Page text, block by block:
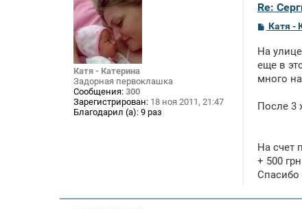
Катя - Катерина
Задорная первоклашка
Сообщения: 300
Зарегистрирован: 18 ноя 2011, 21:47
Благодарил (а): 9 раз
Re:
С
б
щ
н
Катя -
На
еще в
много
После 3
На счет
+ 500 грн